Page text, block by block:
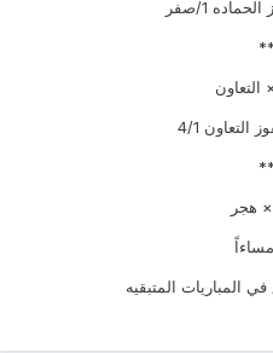
1/صفر
التعاون
التعاون 4/1
× هجر
المباريات المتبقيه